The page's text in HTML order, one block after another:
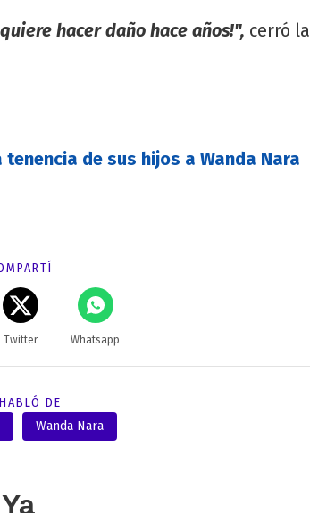
hacer daño hace años!", cerró la
de sus hijos a Wanda Nara
Twitter Whatsapp
DE
Wanda Nara